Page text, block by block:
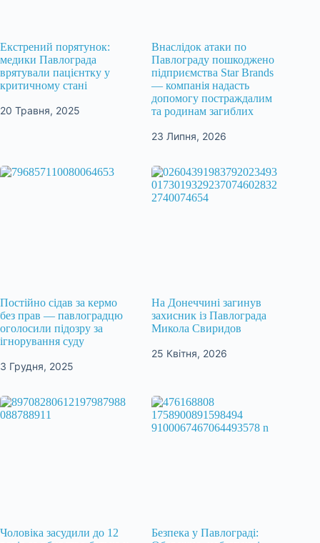
Екстрений порятунок:
медики Павлограда
врятували пацієнтку у
критичному стані
20 Травня, 2025
Внаслідок атаки по
Павлограду пошкоджено
підприємства Star Brands
— компанія надасть
допомогу постраждалим
та родинам загиблих
23 Липня, 2026
Постійно сідав за кермо
без прав — павлоградцю
оголосили підозру за
ігнорування суду
3 Грудня, 2025
На Донеччині загинув
захисник із Павлограда
Микола Свиридов
25 Квітня, 2026
Чоловіка засудили до 12
Безпека у Павлограді: